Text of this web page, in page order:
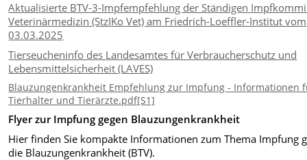
Aktualisierte BTV-3-Impfempfehlung der Ständigen
Veterinärmedizin (StzIKo Vet) am Friedrich-Loeffler-Institut vom
03.03.2025
Tierseucheninfo des Landesamtes für Verbraucherschutz und
Lebensmittelsicherheit (LAVES)
Blauzungenkrankheit Empfehlung zur Impfung - Informationen
Tierhalter und Tierärzte.pdf[S1]
Flyer zur Impfung gegen Blauzungenkrankheit
Hier finden Sie kompakte Informationen zum Thema Impfung
die Blauzungenkrankheit (BTV).